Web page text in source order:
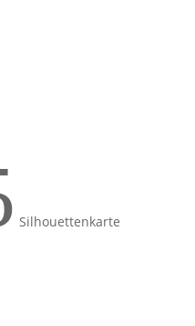
Silhouettenkarte